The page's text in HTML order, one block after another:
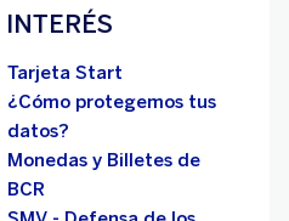
Tarjeta Start
¿Cómo protegemos tus
datos?
Monedas y Billetes de
BCR